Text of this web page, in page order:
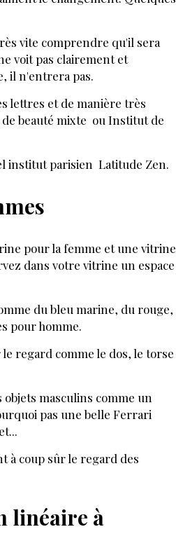
AUSSI :
Aurélie Richard de
Bel Homme
institut
les hommes.»
découvrir des